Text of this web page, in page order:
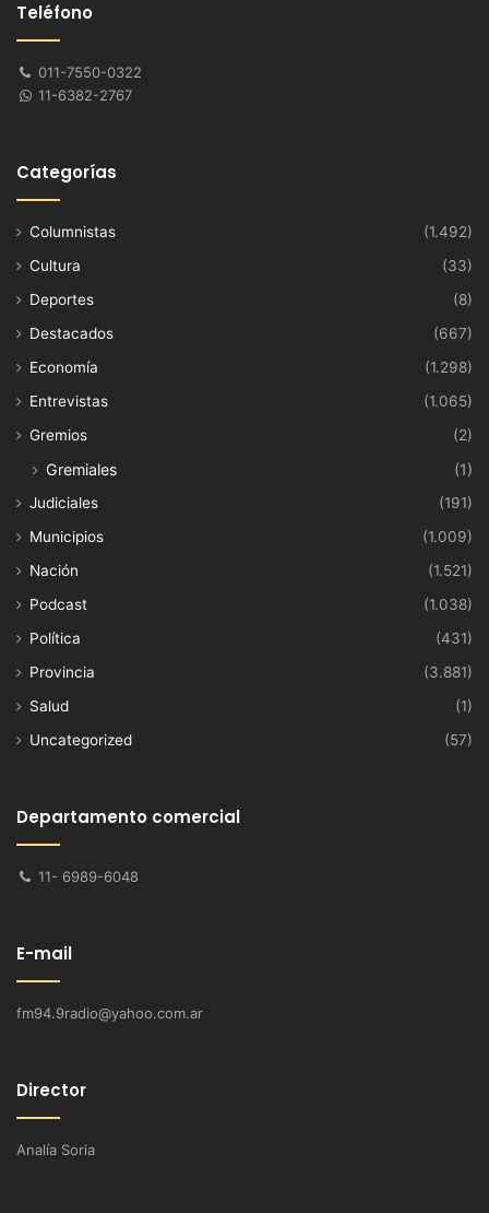
Teléfono
011-7550-0322
11-6382-2767
Categorías
Columnistas
(1.492)
Cultura
(33)
Deportes
(8)
Destacados
(667)
Economía
(1.298)
Entrevistas
(1.065)
Gremios
(2)
Gremiales (1)
Judiciales
(191)
Municipios
(1.009)
Nación
(1.521)
Podcast
(1.038)
Política
(431)
Provincia
(3.881)
Salud
(1)
Uncategorized
(57)
Departamento comercial
11- 6989-6048
E-mail
fm94.9radio@yahoo.com.ar
Director
Analía Soria